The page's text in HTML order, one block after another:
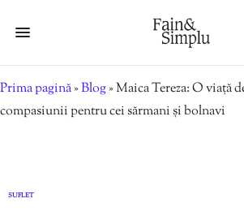
Prima pagină»Blog»Maica Tereza: O viață
compasiunii pentru cei sărmani și bolnavi
SUFLET